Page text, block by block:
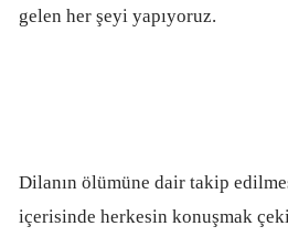
gelen her şeyi yapıyoruz.
Dilanın ölümüne dair takip
içerisinde herkesin konuşmak